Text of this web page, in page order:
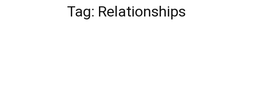
Tag: Relationships